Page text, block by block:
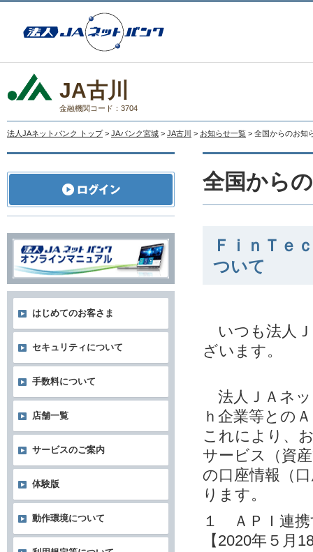
JA古川
金融機関コード：3704
法人JAネットバンク トップ > JAバンク宮城 > JA古川 > お知らせ一覧 > 全国からのお知
全国から
ＦｉｎＴｅ
ついて
いつも法人
ざいます。
法人ＪＡネッ
ｈ企業等との
これにより、
サービス（資
の口座情報（
ります。
１ ＡＰＩ連携
【2020年５月
はじめてのお客さま
セキュリティについて
手数料について
店舗一覧
サービスのご案内
体験版
動作環境について